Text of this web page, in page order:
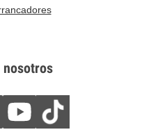
nosotros